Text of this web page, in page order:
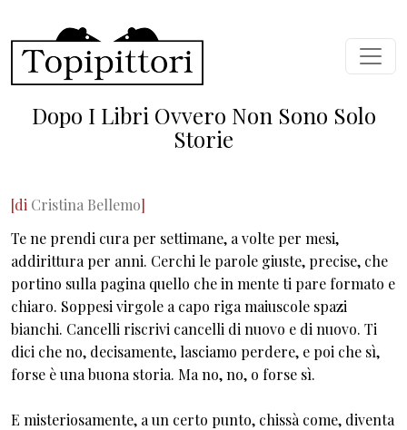
Dopo I Libri Ovvero Non Sono Solo
Storie
[di Cristina Bellemo]
Te ne prendi cura per settimane, a volte per mesi,
addirittura per anni. Cerchi le parole giuste, precise, che
portino sulla pagina quello che in mente ti pare formato e
chiaro. Soppesi virgole a capo riga maiuscole spazi
bianchi. Cancelli riscrivi cancelli di nuovo e di nuovo. Ti
dici che no, decisamente, lasciamo perdere, e poi che sì,
forse è una buona storia. Ma no, no, o forse sì.
E misteriosamente, a un certo punto, chissà come, diventa